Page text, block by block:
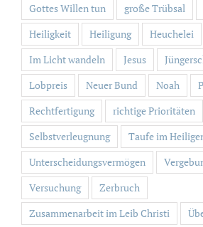
Gottes Willen tun
große Trübsal
Heiligkeit
Heiligung Heuchelei
Im Licht wandeln
Jesus
Lobpreis
Neuer Bund Noah
Rechtfertigung
richtige Prioritäten
Selbstverleugnung
Taufe im
Unterscheidungsvermögen
Versuchung
Zerbruch
Zusammenarbeit im Leib Christi